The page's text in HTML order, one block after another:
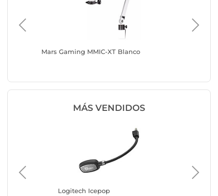
Mars Gaming MMIC-XT Blanco
MÁS VENDIDOS
Logitech Icepop